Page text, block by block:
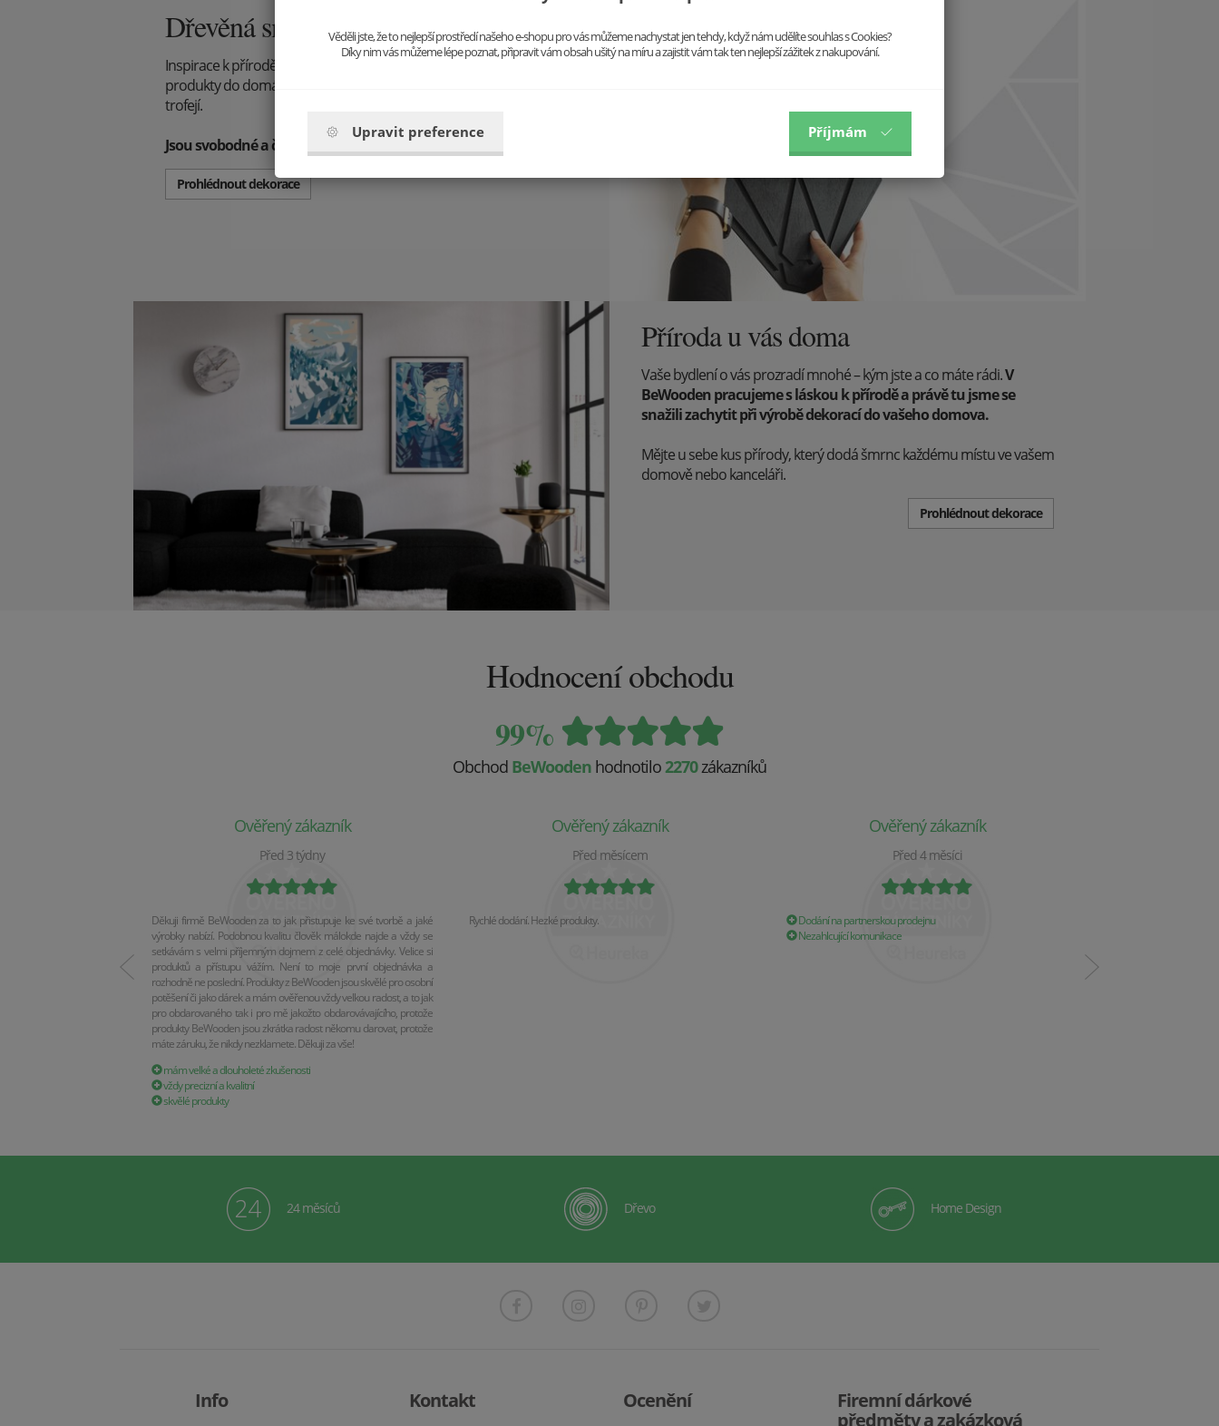
Dřevěná smečka
Inspirace k přírodě a především úcta k ní nás motivovala vytvořit
produkty do domácnosti, které mají být jako pravý opak loveckých
trofejí.
Jsou svobodné a čisté, tak jako je jejich podstata.
Prohlédnout dekorace
Příroda u vás doma
Vaše bydlení o vás prozradí mnohé – kým jste a co máte rádi.V
BeWooden pracujeme s láskou k přírodě a právě tu jsme se
snažili zachytit při výrobě dekorací do vašeho domova.
Mějte u sebe kus přírody, který dodá šmrnc každému místu ve vašem
domově nebo kanceláři.
Prohlédnout dekorace
Hodnocení obchodu
99%
Obchod BeWooden hodnotilo 2270zákazníků
Ověřený zákazník
Před 3 týdny
Děkuji firmě BeWooden za to jak přistupuje ke své tvorbě a jaké
výrobky nabízí. Podobnou kvalitu člověk málokde najde a vždy se
setkávám s velmi příjemným dojmem z celé objednávky. Velice si
produktů a přístupu vážím. Není to moje první objednávka a
rozhodně ne poslední. Produkty z BeWooden jsou skvělé pro osobní
potěšení či jako dárek a mám ověřenou vždy velkou radost, a to jak
pro obdarovaného tak i pro mě jakožto obdarovávajícího, protože
produkty BeWooden jsou zkrátka radost někomu darovat, protože
máte záruku, že nikdy nezklamete. Děkuji za vše!
mám velké a dlouholeté zkušenosti
vždy precizní a kvalitní
skvělé produkty
Ověřený zákazník
Před měsícem
Rychlé dodání. Hezké produkty.
Ověřený zákazník
Před 4 měsíci
Dodání na partnerskou prodejnu
Nezahlcující komunikace
24 měsíců Dřevo Home Design
Info Kontakt Ocenění
Firemní dárkové
předměty a zakázková
Věděli jste, že to nejlepší prostředí našeho e-shopu pro vás můžeme nachystat jen tehdy, když nám udělíte souhlas s Cookies?
Díky nim vás můžeme lépe poznat, připravit vám obsah ušitý na míru a zajistit vám tak ten nejlepší zážitek z nakupování.
Upravit preference Příjmám